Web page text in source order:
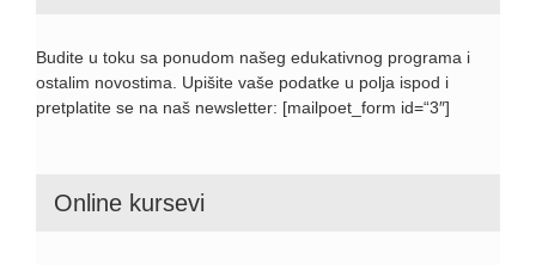
Budite u toku sa ponudom našeg edukativnog programa i
ostalim novostima. Upišite vaše podatke u polja ispod i
pretplatite se na naš newsletter: [mailpoet_form id=“3″]
Online kursevi